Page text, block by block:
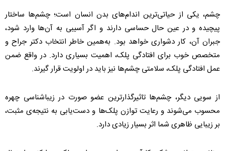
چشم، یکی از حیاتی‌ترین اندام‌های بدن انسان است؛ چشم‌ها ساختار
پیچیده و در عین حال حساسی دارند و اگر آسیبی به آن‌ها وارد شود،
جبران آن، کار دشواری خواهد بود. به‌همین خاطر انتخاب دکتر جراح و
متخصص خوب برای افتادگی پلک، اهمیت بسیاری دارد. در واقع ضمن
عمل افتادگی پلک، سلامتی چشم‌ها نیز باید در اولویت قرار گیرند.
از سویی دیگر، چشم‌ها تاثیرگذارترین عضو صورت در زیباشناسی چهره
محسوب می‌شوند و رعایت توازن پلک‌ها و دست‌یابی به نتیجه‌ی مثبت،
بر زیبایی ظاهری شما اثر بسیار زیادی دارد.